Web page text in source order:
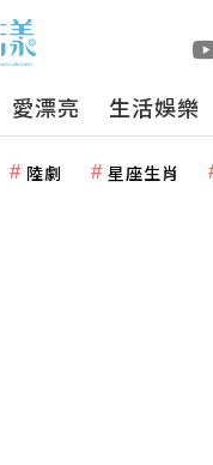
愛漂亮 生活娛樂
陸劇 星座生肖